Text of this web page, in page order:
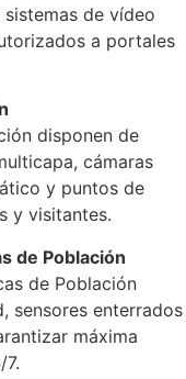
de vídeo
a portales
disponen de
cámaras
y puntos de
y visitantes.
de Población
de Población
sensores enterrados
máxima